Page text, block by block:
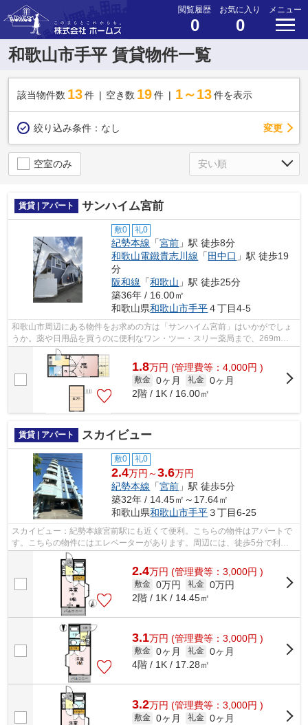
閲覧履歴
0
お気に入り
0
メニュー
和歌山市手平 賃貸物件一覧
該当物件数 13件 空き数 19 件 1～13 件を表示
絞り込み条件： なし 変更
空室のみ
賃貸 | アパート サンハイム宮前
敷0 礼0
紀勢本線 「宮前 」駅 徒歩8分
和歌山電鐵貴志川線 「 田中口 」駅 徒歩19
分
阪和線 「和歌山 」駅 徒歩25分
築36年 / 16.00㎡
和歌山県和歌山市手平４丁目4-5
和歌山市周辺にある物件をお求めの方は「サンハイム宮前」はいかがでしょ
うか。薬や日用品を買うのに便利なワン・ツー・スリー薬局まで、269mで
す。徒歩8分に駅のある、ニーズの高い物...
1.8万円 (管理費等：4,000円 )
敷金 0ヶ月 礼金 0ヶ月
2階 / 1K / 16.00㎡
賃貸 | アパート スカイビュー
敷0 礼0
2.4万円～3.6万円
紀勢本線 「宮前 」駅 徒歩5分
築32年 / 14.45㎡～17.64㎡
和歌山県和歌山市手平３丁目6-25
スカイビュー：紀勢本線宮前駅にも近くて便利。こちらの物件はアパートで
す。こちらの物件にはエレベーターがあります。周辺には、徒歩5分で利用
できる駅があります。当社スタッフが地...
2.4万円 (管理費等：3,000円 )
敷金 0万円 礼金 0万円
2階 / 1K / 14.45㎡
3.1万円 (管理費等：3,000円 )
敷金 0ヶ月 礼金 0ヶ月
4階 / 1K / 17.28㎡
3.2万円 (管理費等：3,000円 )
敷金 0ヶ月 礼金 0ヶ月